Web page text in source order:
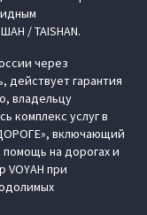
/ TAISHAN.
через
гарантия
владельцу
комплекс услуг в
включающий
на дорогах и
при